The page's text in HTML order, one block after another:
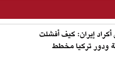
أكراد إيران: كيف أفشلت
ودور تركيا مخطط